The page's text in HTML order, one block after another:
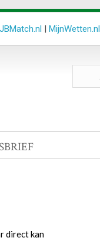
JBMatch.nl | MijnWetten.nl
direct kan